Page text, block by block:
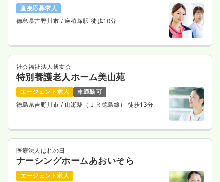
直接応募求人
徳島県吉野川市 / 麻植塚駅 徒歩10分
社会福祉法人博友会
特別養護老人ホーム美山苑
エージェント求人
車通勤可
徳島県吉野川市 / 山瀬駅（ＪＲ徳島線） 徒歩13分
医療法人はれの日
ナーシングホームあおいそら
エージェント求人